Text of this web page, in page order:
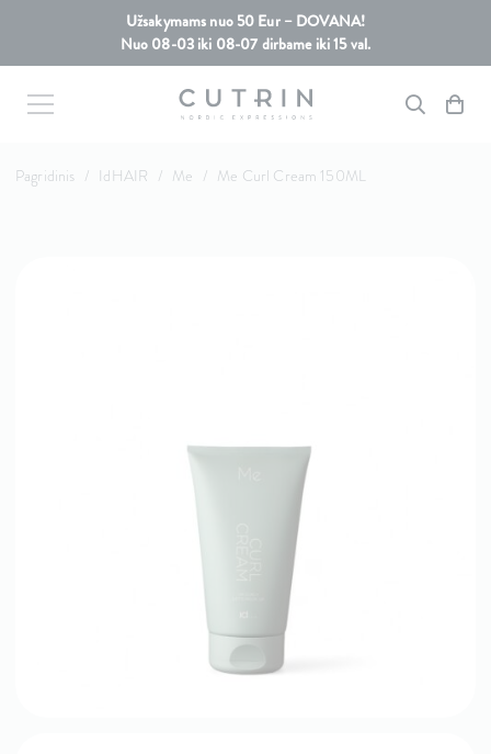
Užsakymams nuo 50 Eur – DOVANA!
Nuo 08-03 iki 08-07 dirbame iki 15 val.
Pagridinis / IdHAIR / Me / Me Curl Cream 150ML